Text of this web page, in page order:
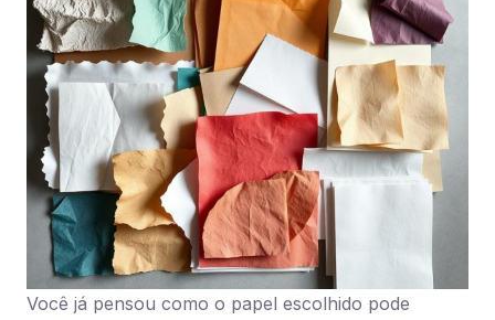
Você já pensou como o papel escolhido pode